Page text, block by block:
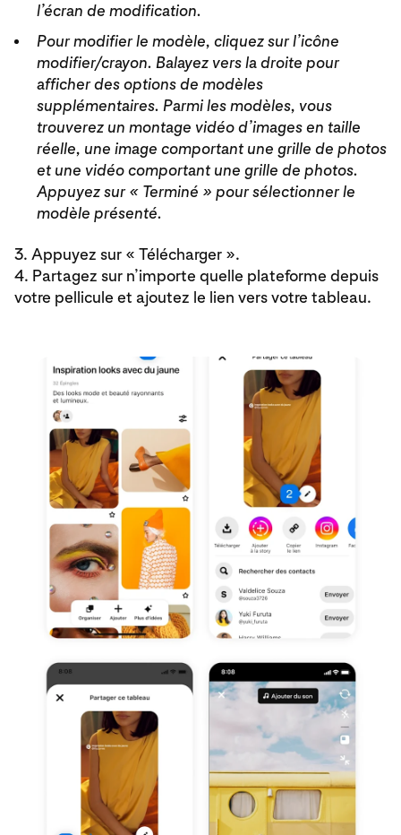
l’écran de modification.
Pour modifier le modèle, cliquez sur l’icône
modifier/crayon. Balayez vers la droite pour
afficher des options de modèles
supplémentaires. Parmi les modèles, vous
trouverez un montage vidéo d’images en taille
réelle, une image comportant une grille de photos
et une vidéo comportant une grille de photos.
Appuyez sur « Terminé » pour sélectionner le
modèle présenté.
3. Appuyez sur « Télécharger ».
4. Partagez sur n’importe quelle plateforme depuis
votre pellicule et ajoutez le lien vers votre tableau.